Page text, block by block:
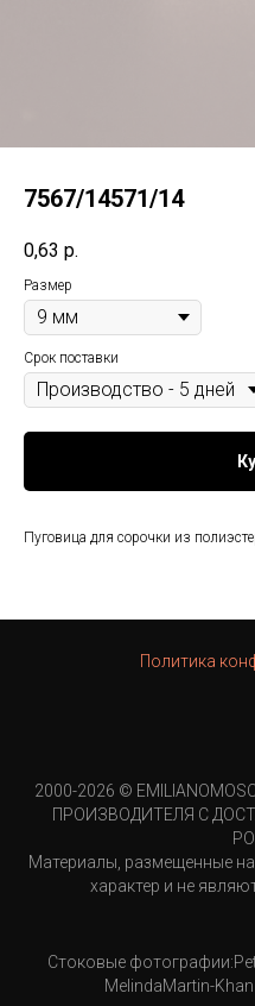
7567/14571/14
0,63 р.
Размер
Срок поставки
Пуговица для сорочки из
Политика
2000-2026 ©
ПРОИЗВОДИТЕЛЯ С
Материалы, размещенные
характер и не
Стоковые
MelindaMartin-